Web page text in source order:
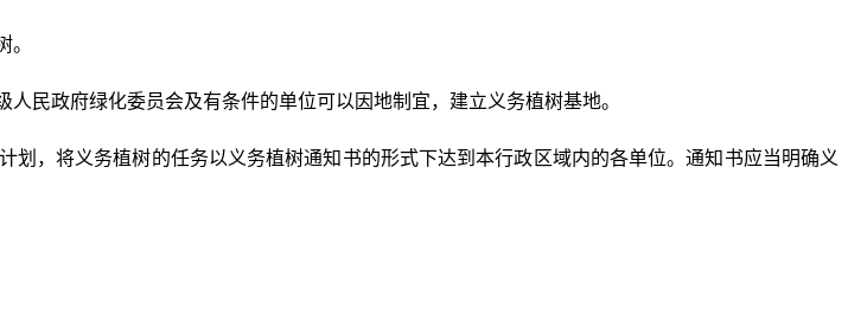
民政府绿化委员会及有条件的单位可以因地制宜，建立义务植树基地。
，将义务植树的任务以义务植树通知书的形式下达到本行政区域内的各单位。通知书应当明确义